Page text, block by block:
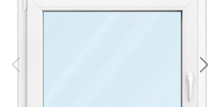
Puertas Entrada